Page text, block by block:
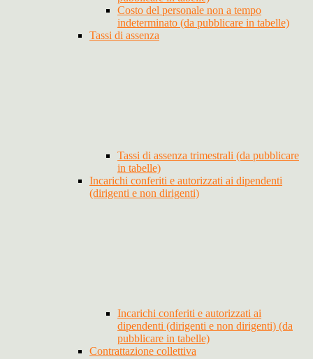
Costo del personale non a tempo
indeterminato (da pubblicare in tabelle)
Tassi di assenza
Tassi di assenza trimestrali (da pubblicare
in tabelle)
Incarichi conferiti e autorizzati ai dipendenti
(dirigenti e non dirigenti)
Incarichi conferiti e autorizzati ai
dipendenti (dirigenti e non dirigenti) (da
pubblicare in tabelle)
Contrattazione collettiva